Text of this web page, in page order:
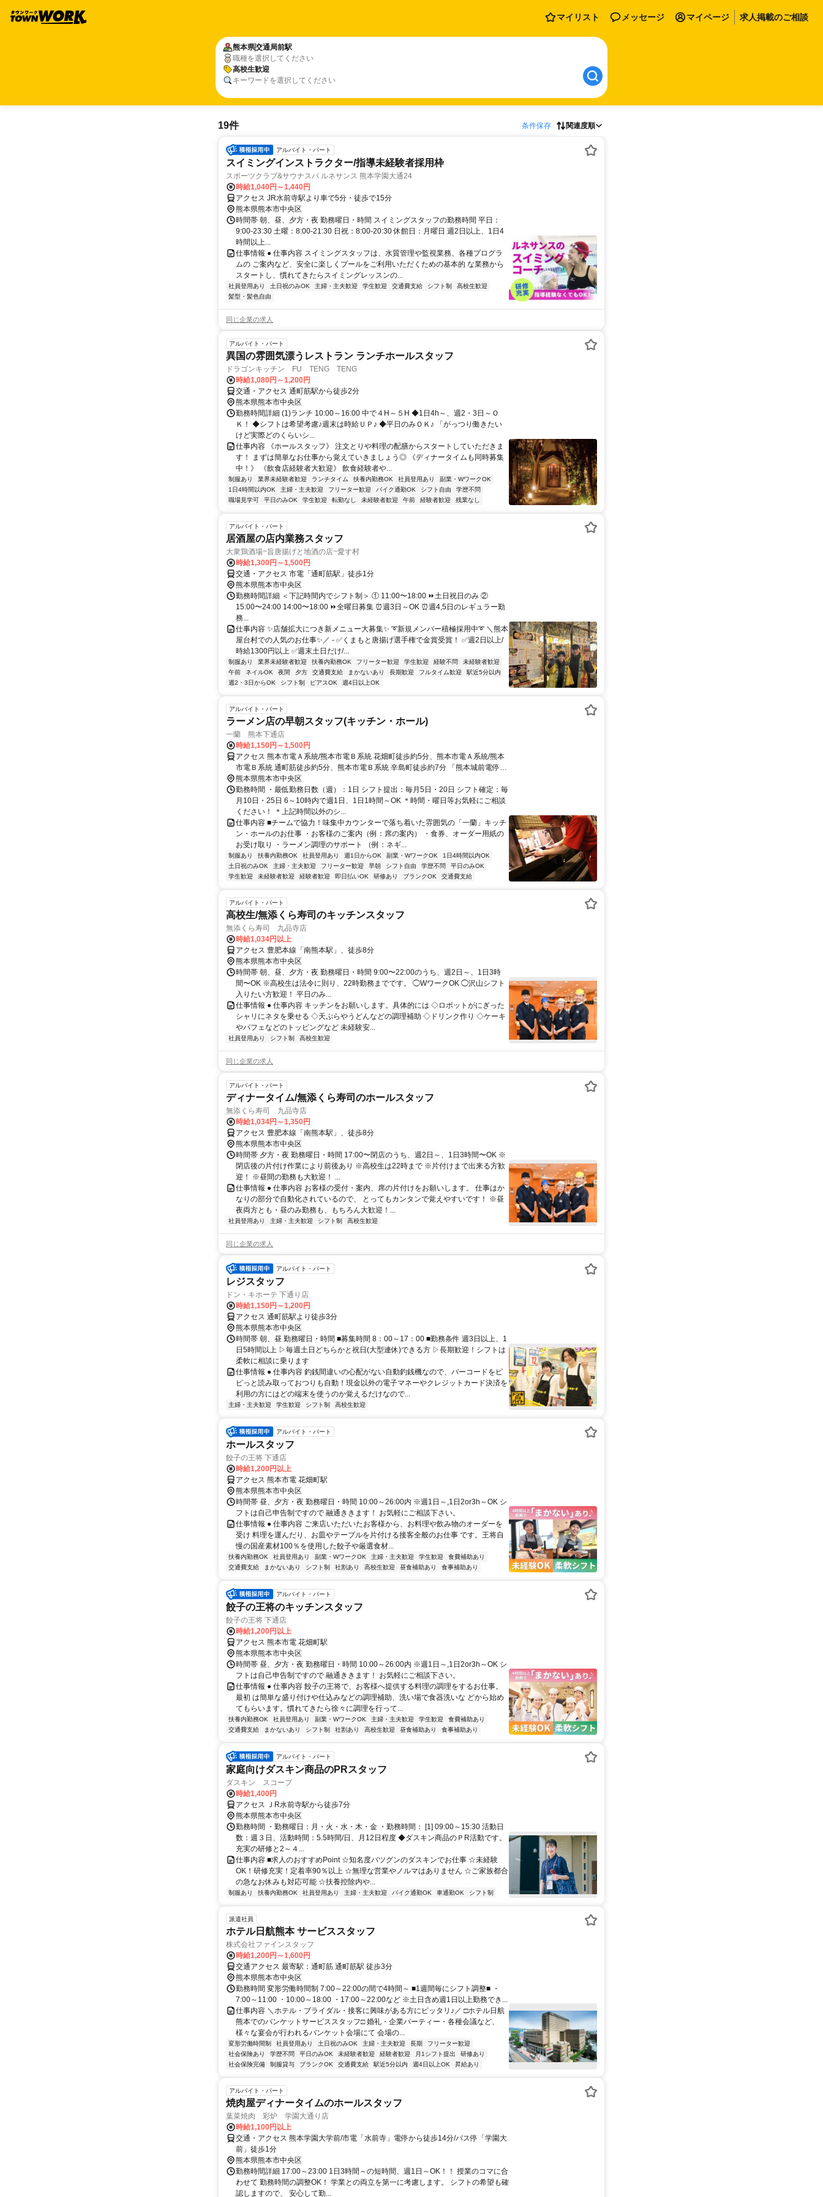
マイリスト メッセージ マイページ 求人掲載のご相談
熊本県交通局前駅
職種を選択してください
高校生歓迎
キーワードを選択してください
19件 条件保存 関連度順
アルバイト・パート
スイミングインストラクター/指導未経験者採用枠
スポーツクラブ&サウナスパ ルネサンス 熊本学園大通24
時給1,040円～1,440円
アクセス JR水前寺駅より車で5分・徒歩で15分
熊本県熊本市中央区
時間帯 朝、昼、夕方・夜 勤務曜日・時間 スイミングスタッフの勤務時間 平日：
9:00-23:30 土曜：8:00-21:30 日祝：8:00-20:30 休館日：月曜日 週2日以上、1日4
時間以上...
仕事情報 ● 仕事内容 スイミングスタッフは、水質管理や監視業務、各種プログラ
ムの ご案内など、安全に楽しくプールをご利用いただくための基本的 な業務から
スタートし、慣れてきたらスイミングレッスンの...
社員登用あり 土日祝のみOK 主婦・主夫歓迎 学生歓迎 交通費支給 シフト制
高校生歓迎
髪型・髪色自由
同じ企業の求人
アルバイト・パート
異国の雰囲気漂うレストラン ランチホールスタッフ
ドラゴンキッチン FU TENG TENG
時給1,080円～1,200円
交通・アクセス 通町筋駅から徒歩2分
熊本県熊本市中央区
勤務時間詳細 (1)ランチ 10:00～16:00 中で４H～５H ◆1日4h～、週2・3日～Ｏ
Ｋ！ ◆シフトは希望考慮♪週末は時給ＵＰ♪ ◆平日のみＯＫ♪ 「がっつり働きたい
けど実際どのくらいシ...
仕事内容 《ホールスタッフ》 注文とりや料理の配膳からスタートしていただきま
す！ まずは簡単なお仕事から覚えていきましょう◎ 《ディナータイムも同時募集
中！》 《飲食店経験者大歓迎》 飲食経験者や...
制服あり 業界未経験者歓迎 ランチタイム 扶養内勤務OK 社員登用あり
副業・WワークOK
1日4時間以内OK
主婦・主夫歓迎 フリーター歓迎 バイク通勤OK シフト自由
学歴不問
職場見学可
平日のみOK 学生歓迎 転勤なし 未経験者歓迎 午前 経験者歓迎 残業なし
アルバイト・パート
居酒屋の店内業務スタッフ
大衆鶏酒場~旨唐揚げと地酒の店~愛す村
時給1,300円～1,500円
交通・アクセス 市電「通町筋駅」徒歩1分
熊本県熊本市中央区
勤務時間詳細 ＜下記時間内でシフト制＞ ① 11:00〜18:00 ⏩土日祝日のみ ②
15:00〜24:00 14:00〜18:00 ⏩全曜日募集 ⏰週3日～OK ⏰週4,5日のレギュラー勤
務...
仕事内容 ✨店舗拡大につき新メニュー大募集✨ ➰新規メンバー積極採用中➰ ＼熊本
屋台村での人気のお仕事✨／ - ✅くまもと唐揚げ選手権で金賞受賞！ ✅週2日以上/
時給1300円以上 ✅週末土日だけ/...
制服あり 業界未経験者歓迎 扶養内勤務OK フリーター歓迎 学生歓迎 経験不問
未経験者歓迎
午前
ネイルOK 夜間 夕方 交通費支給 まかないあり 長期歓迎 フルタイム歓迎
駅近5分以内
週2・3日からOK
シフト制 ピアスOK 週4日以上OK
アルバイト・パート
ラーメン店の早朝スタッフ(キッチン・ホール)
一蘭 熊本下通店
時給1,150円～1,500円
アクセス 熊本市電Ａ系統/熊本市電Ｂ系統 花畑町徒歩約5分、熊本市電Ａ系統/熊本
市電Ｂ系統 通町筋徒歩約5分、熊本市電Ｂ系統 辛島町徒歩約7分 「熊本城前電停」
徒歩5分/銀座通り下通アーケード～国道3号線方面へ30ｍ/市営バス「下通筋」徒歩
1分
熊本県熊本市中央区
勤務時間 ・最低勤務日数（週）：1日 シフト提出：毎月5日・20日 シフト確定：毎
月10日・25日 6～10時内で週1日、1日1時間～OK ＊時間・曜日等お気軽にご相談
ください！ ＊上記時間以外のシ...
仕事内容 ■チームで協力！味集中カウンターで落ち着いた雰囲気の「一蘭」キッチ
ン・ホールのお仕事 ・お客様のご案内（例：席の案内） ・食券、オーダー用紙の
お受け取り ・ラーメン調理のサポート （例：ネギ...
制服あり 扶養内勤務OK 社員登用あり 週1日からOK 副業・WワークOK
1日4時間以内OK
土日祝のみOK
主婦・主夫歓迎 フリーター歓迎 早朝 シフト自由 学歴不問
平日のみOK
学生歓迎
未経験者歓迎 経験者歓迎 即日払いOK 研修あり ブランクOK 交通費支給
アルバイト・パート
高校生/無添くら寿司のキッチンスタッフ
無添くら寿司 九品寺店
時給1,034円以上
アクセス 豊肥本線「南熊本駅」、徒歩8分
熊本県熊本市中央区
時間帯 朝、昼、夕方・夜 勤務曜日・時間 9:00〜22:00のうち、週2日～、1日3時
間〜OK ※高校生は法令に則り、22時勤務までです。 ◯WワークOK ◯沢山シフト
入りたい方歓迎！ 平日のみ...
仕事情報 ● 仕事内容 キッチンをお願いします。具体的には ◇ロボットがにぎった
シャリにネタを乗せる ◇天ぷらやうどんなどの調理補助 ◇ドリンク作り ◇ケーキ
やパフェなどのトッピングなど 未経験安...
社員登用あり シフト制 高校生歓迎
同じ企業の求人
アルバイト・パート
ディナータイム/無添くら寿司のホールスタッフ
無添くら寿司 九品寺店
時給1,034円～1,350円
アクセス 豊肥本線「南熊本駅」、徒歩8分
熊本県熊本市中央区
時間帯 夕方・夜 勤務曜日・時間 17:00〜閉店のうち、週2日～、1日3時間〜OK ※
閉店後の片付け作業により前後あり ※高校生は22時まで ※片付けまで出来る方歓
迎！ ※昼間の勤務も大歓迎！ ...
仕事情報 ● 仕事内容 お客様の受付・案内、席の片付けをお願いします。 仕事はか
なりの部分で自動化されているので、 とってもカンタンで覚えやすいです！ ※昼
夜両方とも・昼のみ勤務も、もちろん大歓迎！...
社員登用あり 主婦・主夫歓迎 シフト制 高校生歓迎
同じ企業の求人
アルバイト・パート
レジスタッフ
ドン・キホーテ 下通り店
時給1,150円～1,200円
アクセス 通町筋駅より徒歩3分
熊本県熊本市中央区
時間帯 朝、昼 勤務曜日・時間 ■募集時間 8：00～17：00 ■勤務条件 週3日以上、1
日5時間以上 ▷毎週土日どちらかと祝日(大型連休)できる方 ▷長期歓迎！シフトは
柔軟に相談に乗ります
仕事情報 ● 仕事内容 釣銭間違いの心配がない自動釣銭機なので、バーコードをピ
ピっと読み取っておつりも自動！現金以外の電子マネーやクレジットカード決済を
利用の方にはどの端末を使うのか覚えるだけなので...
主婦・主夫歓迎 学生歓迎 シフト制 高校生歓迎
アルバイト・パート
ホールスタッフ
餃子の王将 下通店
時給1,200円以上
アクセス 熊本市電 花畑町駅
熊本県熊本市中央区
時間帯 昼、夕方・夜 勤務曜日・時間 10:00～26:00内 ※週1日～,1日2or3h～OK シ
フトは自己申告制ですので 融通ききます！ お気軽にご相談下さい。
仕事情報 ● 仕事内容 ご来店いただいたお客様から、お料理や飲み物のオーダーを
受け 料理を運んだり、お皿やテーブルを片付ける接客全般のお仕事 です。王将自
慢の国産素材100％を使用した餃子や厳選食材...
扶養内勤務OK 社員登用あり 副業・WワークOK 主婦・主夫歓迎 学生歓迎
食費補助あり
交通費支給
まかないあり シフト制 社割あり 高校生歓迎 昼食補助あり 食事補助あり
アルバイト・パート
餃子の王将のキッチンスタッフ
餃子の王将 下通店
時給1,200円以上
アクセス 熊本市電 花畑町駅
熊本県熊本市中央区
時間帯 昼、夕方・夜 勤務曜日・時間 10:00～26:00内 ※週1日～,1日2or3h～OK シ
フトは自己申告制ですので 融通ききます！ お気軽にご相談下さい。
仕事情報 ● 仕事内容 餃子の王将で、お客様へ提供する料理の調理をするお仕事。
最初 は簡単な盛り付けや仕込みなどの調理補助、洗い場で食器洗いな どから始め
てもらいます。慣れてきたら徐々に調理を行って...
扶養内勤務OK 社員登用あり 副業・WワークOK 主婦・主夫歓迎 学生歓迎
食費補助あり
交通費支給
まかないあり シフト制 社割あり 高校生歓迎 昼食補助あり 食事補助あり
アルバイト・パート
家庭向けダスキン商品のPRスタッフ
ダスキン スコープ
時給1,400円
アクセス ＪR水前寺駅から徒歩7分
熊本県熊本市中央区
勤務時間 ・勤務曜日：月・火・水・木・金 ・勤務時間： [1] 09:00～15:30 活動日
数：週３日、活動時間：5.5時間/日、月12日程度 ◆ダスキン商品のＰR活動です。
充実の研修と2～４...
仕事内容 ■求人のおすすめPoint ☆知名度バツグンのダスキンでお仕事 ☆未経験
OK！研修充実！定着率90％以上 ☆無理な営業やノルマはありません ☆ご家族都合
の急なお休みも対応可能 ☆扶養控除内や...
制服あり 扶養内勤務OK 社員登用あり 主婦・主夫歓迎 バイク通勤OK 車通勤OK シフト制
派遣社員
ホテル日航熊本 サービススタッフ
株式会社ファインスタッフ
時給1,200円～1,600円
交通アクセス 最寄駅：通町筋 通町筋駅 徒歩3分
熊本県熊本市中央区
勤務時間 変形労働時間制 7:00～22:00の間で4時間～ ■1週間毎にシフト調整■ ・
7:00～11:00 ・10:00～18:00 ・17:00～22:00など ※土日含め週1日以上勤務でき...
仕事内容 ＼ホテル・ブライダル・接客に興味がある方にピッタリ♪／ □ホテル日航
熊本でのバンケットサービススタッフ□ 婚礼・企業パーティー・各種会議など、
様々な宴会が行われるバンケット会場にて 会場の...
変形労働時間制 社員登用あり 土日祝のみOK 主婦・主夫歓迎 長期
フリーター歓迎
社会保険あり
学歴不問 平日のみOK 未経験者歓迎 経験者歓迎 月1シフト提出
研修あり
社会保険完備
制服貸与 ブランクOK 交通費支給 駅近5分以内 週4日以上OK 昇給あり
アルバイト・パート
焼肉屋ディナータイムのホールスタッフ
葉菜焼肉 彩炉 学園大通り店
時給1,100円以上
交通・アクセス 熊本学園大学前/市電「水前寺」電停から徒歩14分/バス停「学園大
前」徒歩1分
熊本県熊本市中央区
勤務時間詳細 17:00～23:00 1日3時間～の短時間、週1日～OK！！ 授業のコマに合
わせて 勤務時間の調整OK！ 学業との両立を第一に考慮します。 シフトの希望も確
認しますので、 安心して勤...